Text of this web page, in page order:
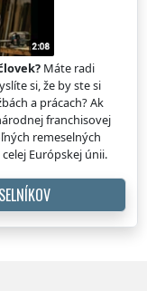
Máte radi
si, že by ste si
a prácach? Ak
franchisovej
remeselných
Európskej únii.